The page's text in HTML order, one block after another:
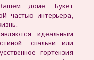
доме. Букет
частью интерьера,
идеальным
спальни или
гортензия